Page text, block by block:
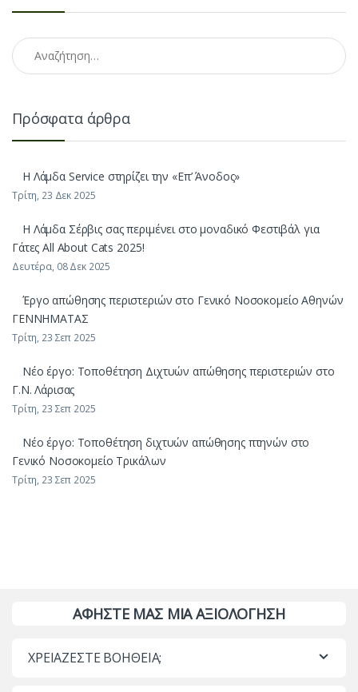
Αναζήτηση για:
Πρόσφατα άρθρα
H Λάμδα Service στηρίζει την «Επ’ Άνοδος»
Τρίτη, 23 Δεκ 2025
Η Λάμδα Σέρβις σας περιμένει στο μοναδικό Φεστιβάλ για
Γάτες All About Cats 2025!
Δευτέρα, 08 Δεκ 2025
Έργο απώθησης περιστεριών στο Γενικό Νοσοκομείο Αθηνών
ΓΕΝΝΗΜΑΤΑΣ
Τρίτη, 23 Σεπ 2025
Νέο έργο: Τοποθέτηση Διχτυών απώθησης περιστεριών στο
Γ.Ν. Λάρισας
Τρίτη, 23 Σεπ 2025
Νέο έργο: Τοποθέτηση διχτυών απώθησης πτηνών στο
Γενικό Νοσοκομείο Τρικάλων
Τρίτη, 23 Σεπ 2025
ΑΦΗΣΤΕ ΜΑΣ ΜΙΑ ΑΞΙΟΛΟΓΗΣΗ
ΧΡΕΙΑΖΕΣΤΕ ΒΟΗΘΕΙΑ;